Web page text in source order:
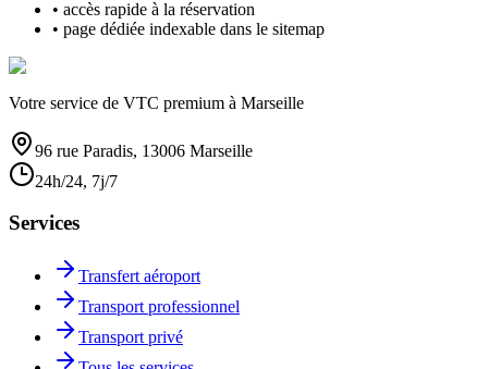
• accès rapide à la réservation
• page dédiée indexable dans le sitemap
Votre service de VTC premium à Marseille
96 rue Paradis, 13006 Marseille
24h/24, 7j/7
Services
Transfert aéroport
Transport professionnel
Transport privé